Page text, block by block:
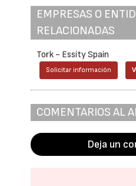
EMPRESAS O
RELACIONADAS
Tork - Essity Spain
Solicitar información
COMENTARIOS AL
Deja un